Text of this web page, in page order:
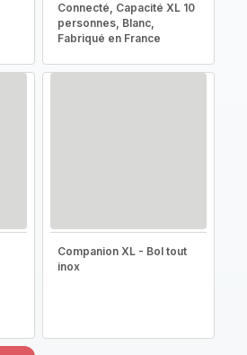
Connecté, Capacité XL 10
personnes, Blanc,
Fabriqué en France
Companion XL - Bol tout
inox